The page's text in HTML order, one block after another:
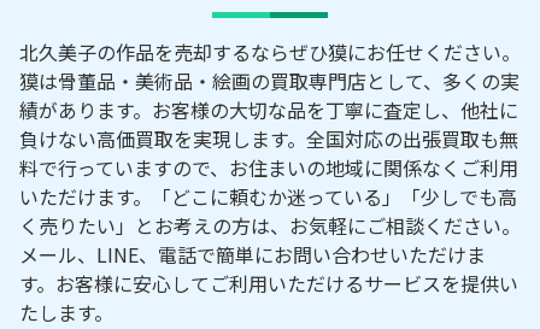
北久美子の作品を売却するならぜひ獏にお任せください。
獏は骨董品・美術品・絵画の買取専門店として、多くの実
績があります。お客様の大切な品を丁寧に査定し、他社に
負けない高価買取を実現します。全国対応の出張買取も無
料で行っていますので、お住まいの地域に関係なくご利用
いただけます。「どこに頼むか迷っている」「少しでも高
く売りたい」とお考えの方は、お気軽にご相談ください。
メール、LINE、電話で簡単にお問い合わせいただけま
す。お客様に安心してご利用いただけるサービスを提供い
たします。